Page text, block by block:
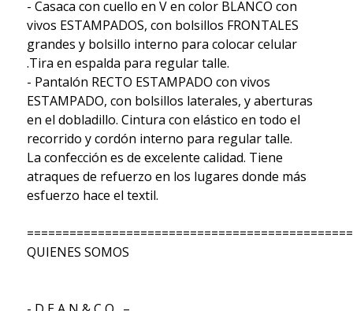
- Casaca con cuello en V en color BLANCO con
vivos ESTAMPADOS, con bolsillos FRONTALES
grandes y bolsillo interno para colocar celular
.Tira en espalda para regular talle.
- Pantalón RECTO ESTAMPADO con vivos
ESTAMPADO, con bolsillos laterales, y aberturas
en el dobladillo. Cintura con elástico en todo el
recorrido y cordón interno para regular talle.
La confección es de excelente calidad. Tiene
atraques de refuerzo en los lugares donde más
esfuerzo hace el textil.
QUIENES SOMOS